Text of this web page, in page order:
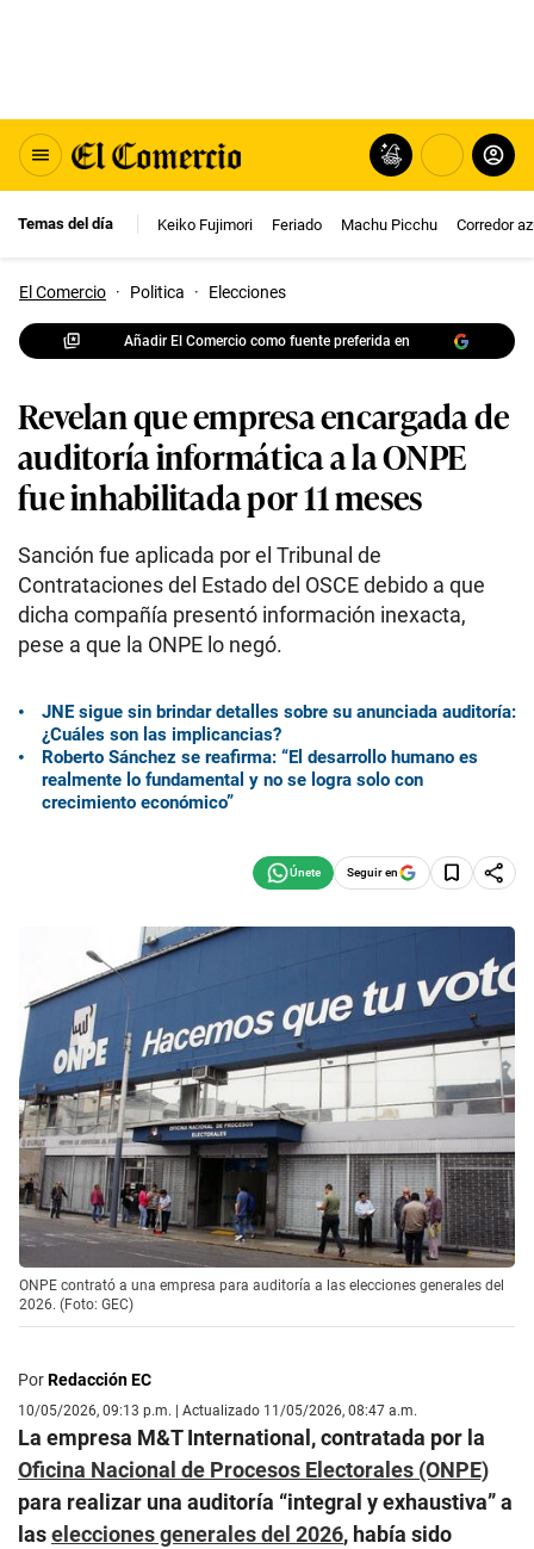
Temas del día Keiko Fujimori Feriado Machu Picchu Corredor
El Comercio · Politica · Elecciones
Añadir El Comercio como fuente preferida en
Revelan que empresa encargada de
auditoría informática a la ONPE
fue inhabilitada por 11 meses
Sanción fue aplicada por el Tribunal de
Contrataciones del Estado del OSCE debido a que
dicha compañía presentó información inexacta,
pese a que la ONPE lo negó.
JNE sigue sin brindar detalles sobre su anunciada auditoría:
¿Cuáles son las implicancias?
Roberto Sánchez se reafirma: “El desarrollo humano es
realmente lo fundamental y no se logra solo con
crecimiento económico”
Seguir en
ONPE contrató a una empresa para auditoría a las elecciones generales del
2026. (Foto: GEC)
PorRedacción EC
10/05/2026, 09:13 p.m. | Actualizado 11/05/2026, 08:47 a.m.
La empresa M&T International, contratada por la
Oficina Nacional de Procesos Electorales (ONPE)
para realizar una auditoría “integral y exhaustiva” a
laselecciones generales del 2026, había sido